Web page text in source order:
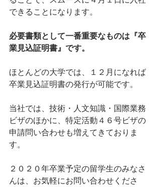
できることになります。
必要書類として一番重要なものは『卒
業見込証明書』です。
ほとんどの大学では、１２月になれば
卒業見込証明書の発行が可能です。
当社では、技術・人文知識・国際業務
ビザのほかに、特定活動４６号ビザの
申請問い合わせも増えてきておりま
す。
２０２０年卒業予定の留学生のみなさ
んは、お気軽にお問い合わせくださ